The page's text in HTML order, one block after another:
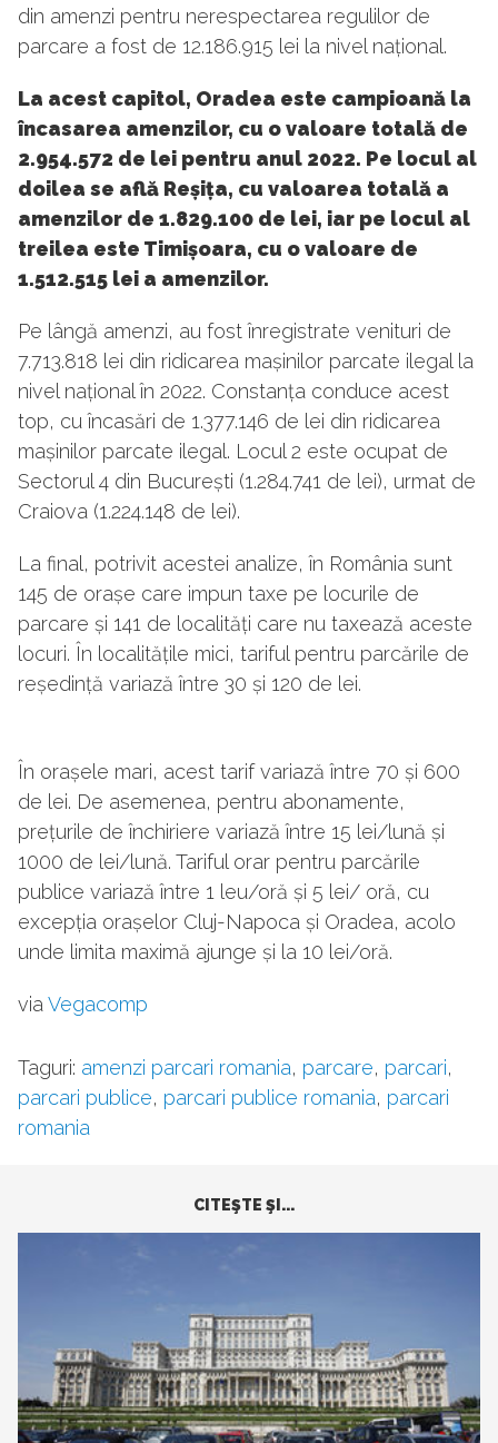
din amenzi pentru nerespectarea regulilor de
parcare a fost de 12.186.915 lei la nivel național.
La acest capitol, Oradea este campioană la
încasarea amenzilor, cu o valoare totală de
2.954.572 de lei pentru anul 2022. Pe locul al
doilea se află Reșița, cu valoarea totală a
amenzilor de 1.829.100 de lei, iar pe locul al
treilea este Timișoara, cu o valoare de
1.512.515 lei a amenzilor.
Pe lângă amenzi, au fost înregistrate venituri de
7.713.818 lei din ridicarea mașinilor parcate ilegal la
nivel național în 2022. Constanța conduce acest
top, cu încasări de 1.377.146 de lei din ridicarea
mașinilor parcate ilegal. Locul 2 este ocupat de
Sectorul 4 din București (1.284.741 de lei), urmat de
Craiova (1.224.148 de lei).
La final, potrivit acestei analize, în România sunt
145 de orașe care impun taxe pe locurile de
parcare și 141 de localități care nu taxează aceste
locuri. În localitățile mici, tariful pentru parcările de
reședință variază între 30 și 120 de lei.
În orașele mari, acest tarif variază între 70 și 600
de lei. De asemenea, pentru abonamente,
prețurile de închiriere variază între 15 lei/lună și
1000 de lei/lună. Tariful orar pentru parcările
publice variază între 1 leu/oră și 5 lei/ oră, cu
excepția orașelor Cluj-Napoca și Oradea, acolo
unde limita maximă ajunge și la 10 lei/oră.
viaVegacomp
Taguri: amenzi parcari romania, parcare, parcari,
parcari publice, parcari publice romania, parcari
romania
CITEŞTE ŞI...